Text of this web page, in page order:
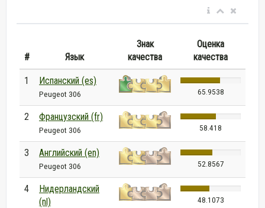
# Язык
Знак
качества
Оценка
качества
1 Испанский (es)
Peugeot 306 65.9538
2 Французский (fr)
Peugeot 306 58.418
3 Английский (en)
Peugeot 306 52.8567
4
Нидерландский
(nl)
48.1073